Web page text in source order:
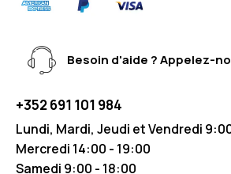
Besoin d'aide ? Appelez-
+352 691 101 984
Lundi, Mardi, Jeudi et Vendredi
Mercredi 14:00 - 19:00
Samedi 9:00 - 18:00